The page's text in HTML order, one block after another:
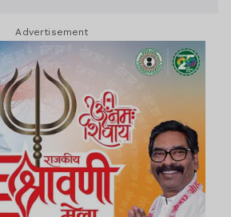
Advertisement